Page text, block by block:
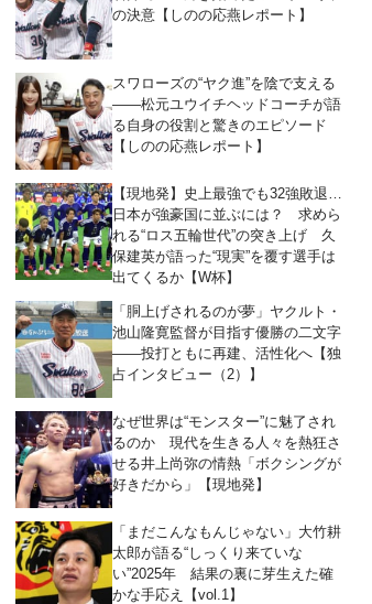
の決意【しのの応燕レポート】
スワローズの“ヤク進”を陰で支える
――松元ユウイチヘッドコーチが語
る自身の役割と驚きのエピソード
【しのの応燕レポート】
【現地発】史上最強でも32強敗退…
日本が強豪国に並ぶには？ 求めら
れる“ロス五輪世代”の突き上げ 久
保建英が語った“現実”を覆す選手は
出てくるか【W杯】
「胴上げされるのが夢」ヤクルト・
池山隆寛監督が目指す優勝の二文字
――投打ともに再建、活性化へ【独
占インタビュー（2）】
なぜ世界は“モンスター”に魅了され
るのか 現代を生きる人々を熱狂さ
せる井上尚弥の情熱「ボクシングが
好きだから」【現地発】
「まだこんなもんじゃない」大竹耕
太郎が語る“しっくり来ていな
い”2025年 結果の裏に芽生えた確
かな手応え【vol.1】